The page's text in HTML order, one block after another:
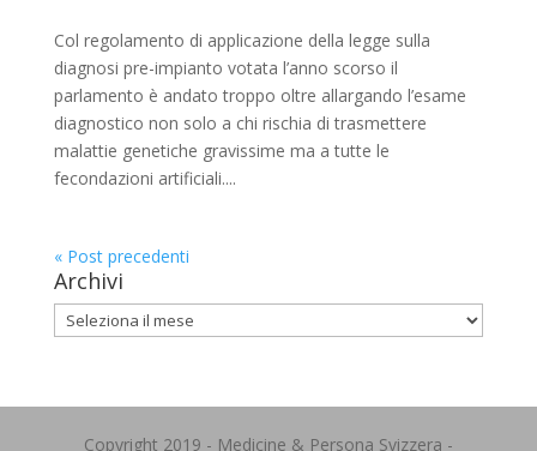
Col regolamento di applicazione della legge sulla
diagnosi pre-impianto votata l’anno scorso il
parlamento è andato troppo oltre allargando l’esame
diagnostico non solo a chi rischia di trasmettere
malattie genetiche gravissime ma a tutte le
fecondazioni artificiali....
« Post precedenti
Archivi
Archivi
Copyright 2019 - Medicine & Persona Svizzera -